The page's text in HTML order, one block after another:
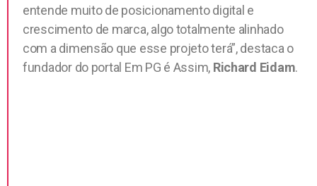
entende muito de posicionamento digital e
crescimento de marca, algo totalmente alinhado
com a dimensão que esse projeto terá”, destaca o
fundador do portal Em PG é Assim, Richard Eidam.